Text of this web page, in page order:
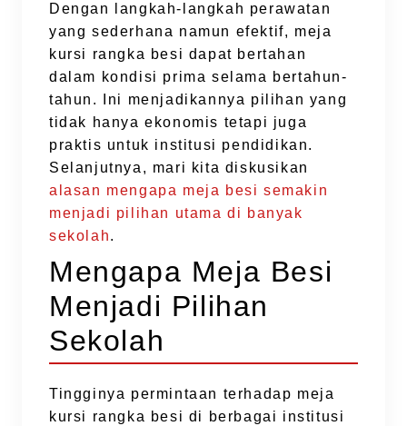
Dengan langkah-langkah perawatan
yang sederhana namun efektif, meja
kursi rangka besi dapat bertahan
dalam kondisi prima selama bertahun-
tahun. Ini menjadikannya pilihan yang
tidak hanya ekonomis tetapi juga
praktis untuk institusi pendidikan.
Selanjutnya, mari kita diskusikan
alasan mengapa meja besi semakin
menjadi pilihan utama di banyak
sekolah.
Mengapa Meja Besi
Menjadi Pilihan
Sekolah
Tingginya permintaan terhadap meja
kursi rangka besi di berbagai institusi